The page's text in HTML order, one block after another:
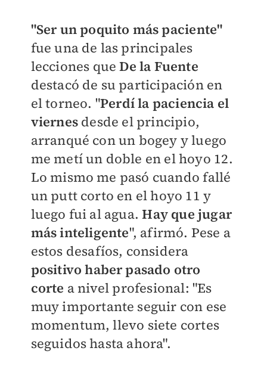
"Ser un poquito más paciente"
fue una de las principales
lecciones que De la Fuente
destacó de su participación en
el torneo. "Perdí la paciencia el
viernesdesde el principio,
arranqué con un bogey y luego
me metí un doble en el hoyo 12.
Lo mismo me pasó cuando fallé
un putt corto en el hoyo 11 y
luego fui al agua.Hay que jugar
más inteligente", afirmó. Pese a
estos desafíos, considera
positivo haber pasado otro
corte a nivel profesional: "Es
muy importante seguir con ese
momentum, llevo siete cortes
seguidos hasta ahora".